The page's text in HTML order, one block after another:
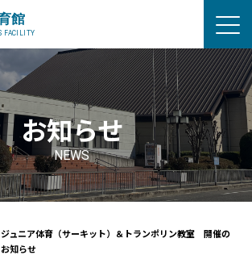
お知らせ
NEWS
ジュニア体育（サーキット）＆トランポリン教室 開催の
お知らせ